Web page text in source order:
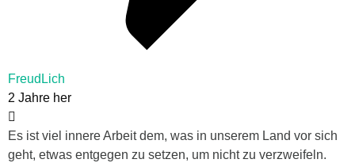
FreudLich
2 Jahre her
Es ist viel innere Arbeit dem, was in unserem Land vor sich
geht, etwas entgegen zu setzen, um nicht zu verzweifeln.